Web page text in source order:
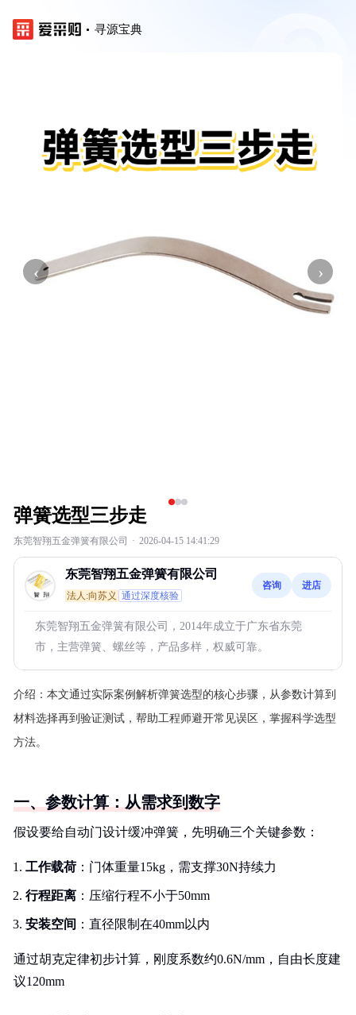
寻源宝典
‹ ›
弹簧选型三步走
东莞智翔五金弹簧有限公司 · 2026-04-15 14:41:29
东莞智翔五金弹簧有限公司
法人:向苏义 通过深度核验
咨询 进店
东莞智翔五金弹簧有限公司，2014年成立于广东省东莞
市，主营弹簧、螺丝等，产品多样，权威可靠。
介绍： 本文通过实际案例解析弹簧选型的核心步骤，从参数计算到
材料选择再到验证测试，帮助工程师避开常见误区，掌握科学选型
方法。
一、参数计算：从需求到数字
假设要给自动门设计缓冲弹簧，先明确三个关键参数：
工作载荷 ：门体重量15kg，需支撑30N持续力
行程距离 ：压缩行程不小于50mm
安装空间 ：直径限制在40mm以内
通过胡克定律初步计算，刚度系数约0.6N/mm，自由长度建
议120mm